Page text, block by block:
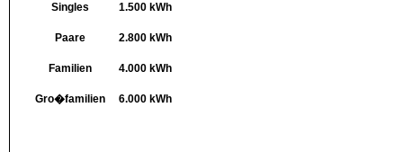
Singles
1.500 kWh
Paare 2.800 kWh
Familien 4.000 kWh
Gro�familien 6.000 kWh